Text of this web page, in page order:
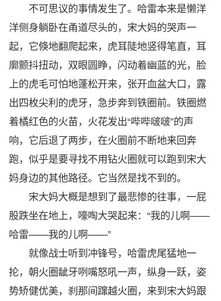
不可思议的事情发生了。哈雷本来是懒洋
洋侧身躺卧在甬道尽头的，宋大妈的哭声一
起，它倏地翻爬起来，虎耳陡地竖得笔直，耳
廓颤抖扭动，双眼圆睁，闪动着幽蓝的光，脸
上的虎毛可怕地蓬松开来，张开血盆大口，露
出四枚尖利的虎牙，急步奔到铁圈前。铁圈燃
着橘红色的火苗，火花发出“哔哔啵啵”的声
响，它后退了两步，在火圈前不断地来回奔
跑，似乎是要寻找不用钻火圈就可以跑到宋大
妈身边的其他路径。它当然是找不到的。
宋大妈大概是想到了最悲惨的往事，一屁
股跌坐在地上，嚎啕大哭起来：“我的儿啊——
哈雷——我的儿啊——”
就像战士听到冲锋号，哈雷虎尾猛地一
抡，朝火圈龇牙咧嘴怒吼一声，纵身一跃，姿
势矫健优美，刹那间蹿越火圈，来到宋大妈跟